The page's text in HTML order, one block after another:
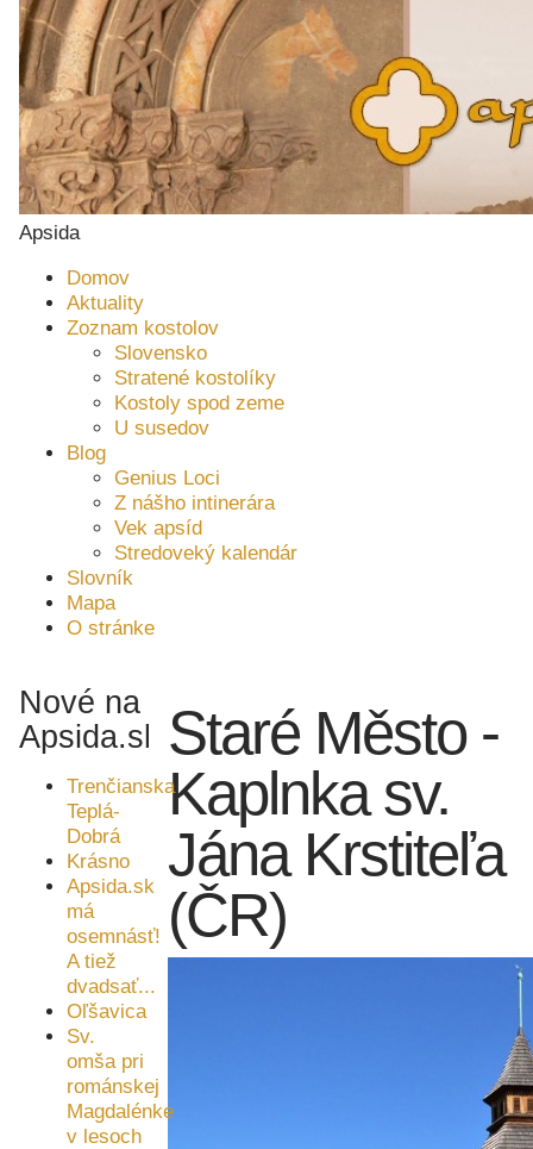
Apsida
Domov
Aktuality
Zoznam kostolov
Slovensko
Stratené kostolíky
Kostoly spod zeme
U susedov
Blog
Genius Loci
Z nášho intinerára
Vek apsíd
Stredoveký kalendár
Slovník
Mapa
O stránke
Staré Město -
Kaplnka sv.
Jána Krstiteľa
(ČR)
Nové na
Apsida.sk
Trenčianska
Teplá-
Dobrá
Krásno
Apsida.sk
má
osemnásť!
A tiež
dvadsať...
Oľšavica
Sv.
omša pri
románskej
Magdalénke
v lesoch